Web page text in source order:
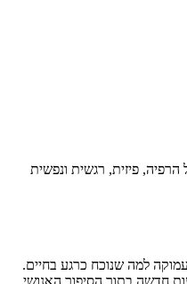
פיזית, רגשית ונפשית
למה שנוכח כרגע בחיים.
חדשה בתוך הסיפור האנושי.